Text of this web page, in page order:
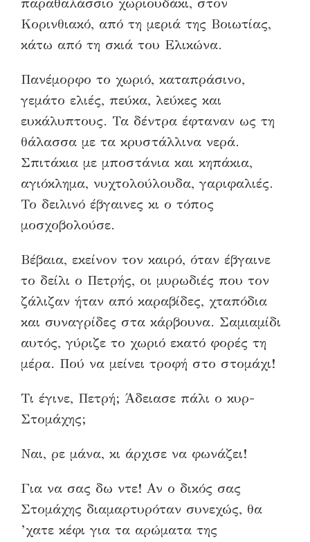
παραθαλάσσιο χωριουδάκι, στον
Κορινθιακό, από τη μεριά της Βοιωτίας,
κάτω από τη σκιά του Ελικώνα.
Πανέμορφο το χωριό, καταπράσινο,
γεμάτο ελιές, πεύκα, λεύκες και
ευκάλυπτους. Τα δέντρα έφταναν ως τη
θάλασσα με τα κρυστάλλινα νερά.
Σπιτάκια με μποστάνια και κηπάκια,
αγιόκλημα, νυχτολούλουδα, γαριφαλιές.
Το δειλινό έβγαινες κι ο τόπος
μοσχοβολούσε.
Βέβαια, εκείνον τον καιρό, όταν έβγαινε
το δείλι ο Πετρής, οι μυρωδιές που τον
ζάλιζαν ήταν από καραβίδες, χταπόδια
και συναγρίδες στα κάρβουνα. Σαμιαμίδι
αυτός, γύριζε το χωριό εκατό φορές τη
μέρα. Πού να μείνει τροφή στο στομάχι!
Τι έγινε, Πετρή; Άδειασε πάλι ο κυρ-
Στομάχης;
Ναι, ρε μάνα, κι άρχισε να φωνάζει!
Για να σας δω ντε! Αν ο δικός σας
Στομάχης διαμαρτυρόταν συνεχώς, θα
’χατε κέφι για τα αρώματα της